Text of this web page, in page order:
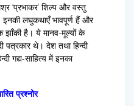
‘प्रभाकर’ शिल्प और वस्तु
इनकी लघुकथाएँ भावपूर्ण हैं और
झाँकी है। ये मानव-मूल्यों के
थे। देश तथा हिन्दी
गद्य-साहित्य में इनका
प्रश्नोर